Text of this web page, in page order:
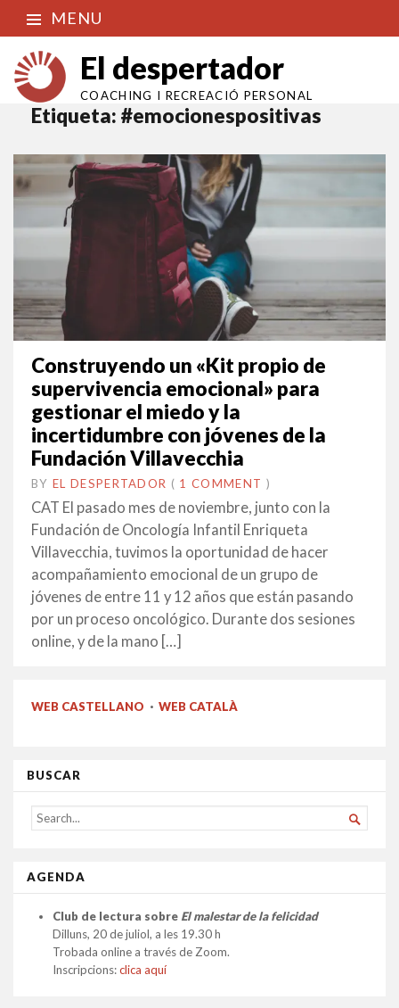
MENU
El despertador
COACHING I RECREACIÓ PERSONAL
Etiqueta: #emocionespositivas
Construyendo un «Kit propio de
supervivencia emocional» para
gestionar el miedo y la
incertidumbre con jóvenes de la
Fundación Villavecchia
BY EL DESPERTADOR ON
22
DESEMBRE
•( 1 COMMENT )
CAT El pasado mes de noviembre, junto con la
Fundación de Oncología Infantil Enriqueta
Villavecchia, tuvimos la oportunidad de hacer
acompañamiento emocional de un grupo de
jóvenes de entre 11 y 12 años que están pasando
por un proceso oncológico. Durante dos sesiones
online, y de la mano […]
WEB CASTELLANO · WEB CATALÀ
BUSCAR
SEARCH
FOR...

AGENDA
Club de lectura sobre El malestar de la felicidad
Dilluns, 20 de juliol, a les 19.30 h
Trobada online a través de Zoom.
Inscripcions:clica aquí